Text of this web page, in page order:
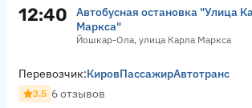
12:40
Автобусная остановка "Улица
Маркса"
Йошкар-Ола, улица Карла Маркса
Перевозчик:КировПассажирАвтотранс
3.5 6 отзывов